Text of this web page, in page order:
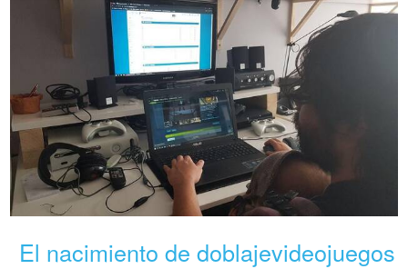
El nacimiento de doblajevideojuegos